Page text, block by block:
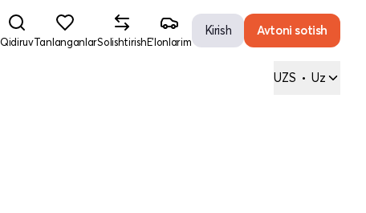
QidiruvTanlanganlarSolishtirishE'lonlarim
Kirish Avtoni sotish
UZS • Uz